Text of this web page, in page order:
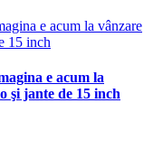
e acum la
şi jante de 15 inch